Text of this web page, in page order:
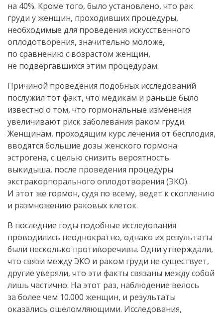
на 40%. Кроме того, было установлено, что рак
груди у женщин, проходивших процедуры,
необходимые для проведения искусственного
оплодотворения, значительно моложе,
по сравнению с возрастом женщин,
не подвергавшихся этим процедурам.
Причиной проведения подобных исследований
послужил тот факт, что медикам и раньше было
известно о том, что гормональные изменения
увеличивают риск заболевания раком груди.
Женщинам, проходящим курс лечения от бесплодия,
вводятся большие дозы женского гормона
эстрогена, с целью снизить вероятность
выкидыша, после проведения процедуры
экстракорпорального оплодотворения (ЭКО).
И этот же гормон, судя по всему, ведет к скоплению
и размножению раковых клеток.
В последние годы подобные исследования
проводились неоднократно, однако их результаты
были несколько противоречивы. Одни утверждали,
что связи между ЭКО и раком груди не существует,
другие уверяли, что эти факты связаны между собой
лишь частично. На этот раз, наблюдение велось
за более чем 10.000 женщин, и результаты
оказались ошеломляющими. Исследования,